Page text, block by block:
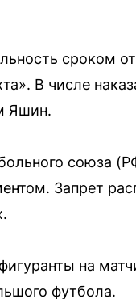
сроком
В числе
Яшин.
союза
Запрет
на
футбола.